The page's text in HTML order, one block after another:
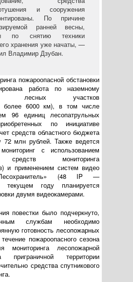
и сооружения
По причине
ранней весны,
по снятию техники
хранения уже начаты, —
Владимир Дзубан.
пожароопасной обстановки
работа по наземному
лесных участков
более 6000 км), в том числе
96 единиц лесопатрульных
по инициативе
средств областного бюджета
млн рублей. Также ведется
с использованием
средств мониторинга
) и применением систем видео
(48 IP —
текущем году планируется
двумя видеокамерами.
повестки было подчеркнуто,
службам необходимо
готовность лесопожарных
пожароопасного сезона
лесопожарной
приграничной территории
средства спутникового